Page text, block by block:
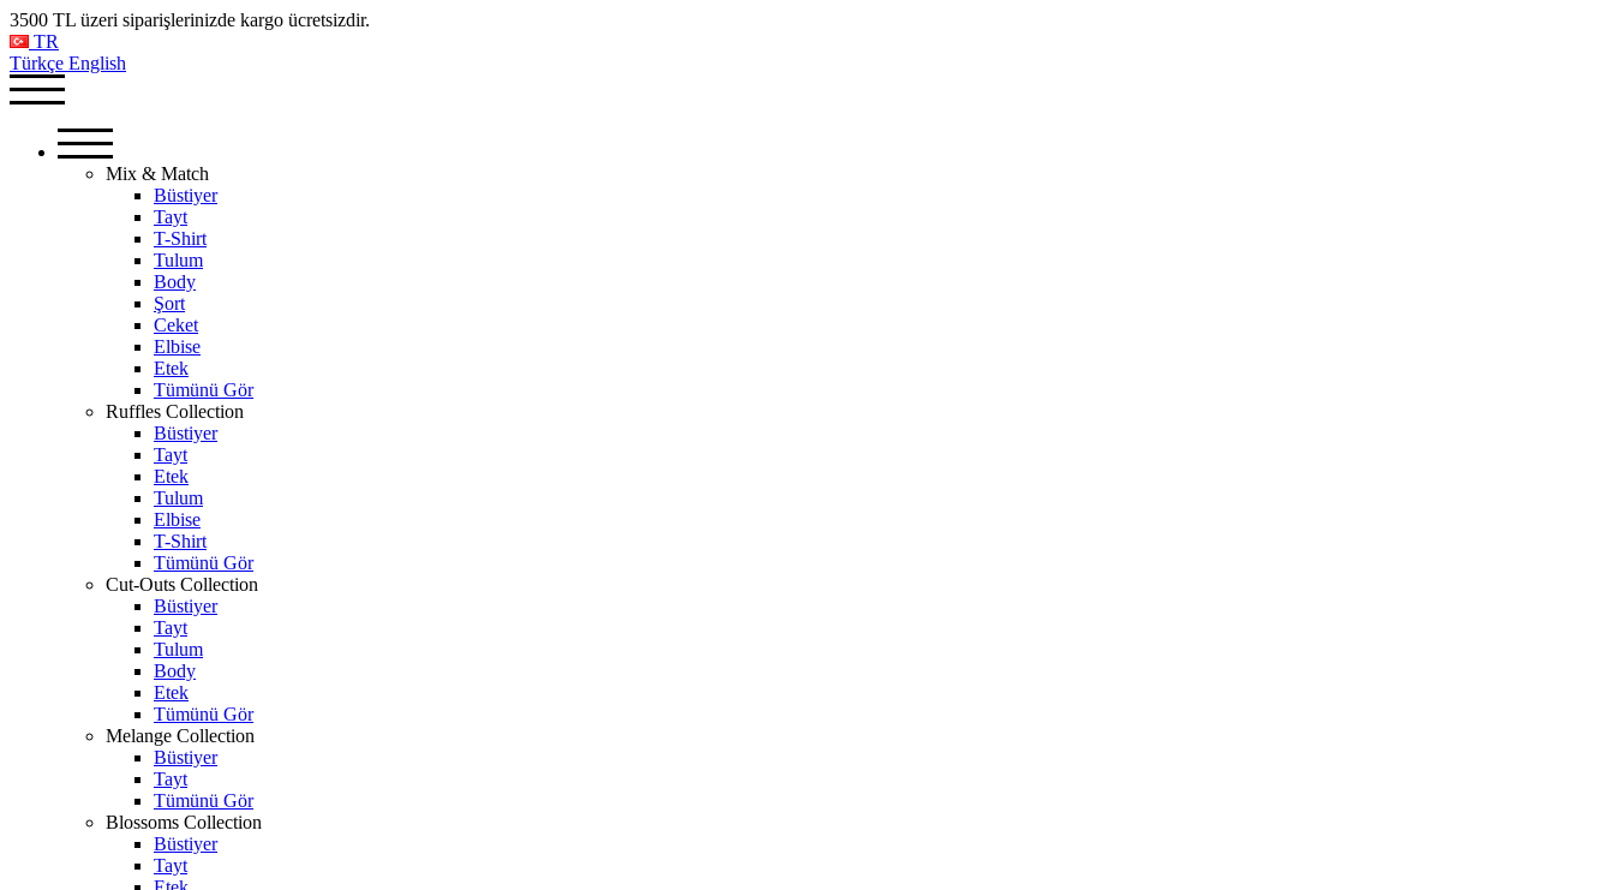
3500 TL üzeri siparişlerinizde kargo ücretsizdir.
TR
Türkçe English
Mix & Match
Büstiyer
Tayt
T-Shirt
Tulum
Body
Şort
Ceket
Elbise
Etek
Tümünü Gör
Ruffles Collection
Büstiyer
Tayt
Etek
Tulum
Elbise
T-Shirt
Tümünü Gör
Cut-Outs Collection
Büstiyer
Tayt
Tulum
Body
Etek
Tümünü Gör
Melange Collection
Büstiyer
Tayt
Tümünü Gör
Blossoms Collection
Büstiyer
Tayt